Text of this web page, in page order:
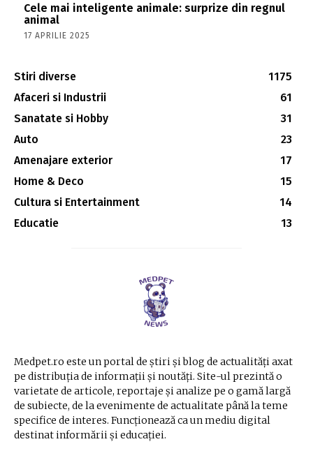
Cele mai inteligente animale: surprize din regnul
animal
17 APRILIE 2025
Stiri diverse
1175
Afaceri si Industrii
61
Sanatate si Hobby
31
Auto
23
Amenajare exterior
17
Home & Deco
15
Cultura si Entertainment
14
Educatie
13
Medpet.ro este un portal de știri și blog de actualități axat
pe distribuția de informații și noutăți. Site-ul prezintă o
varietate de articole, reportaje și analize pe o gamă largă
de subiecte, de la evenimente de actualitate până la teme
specifice de interes. Funcționează ca un mediu digital
destinat informării și educației.